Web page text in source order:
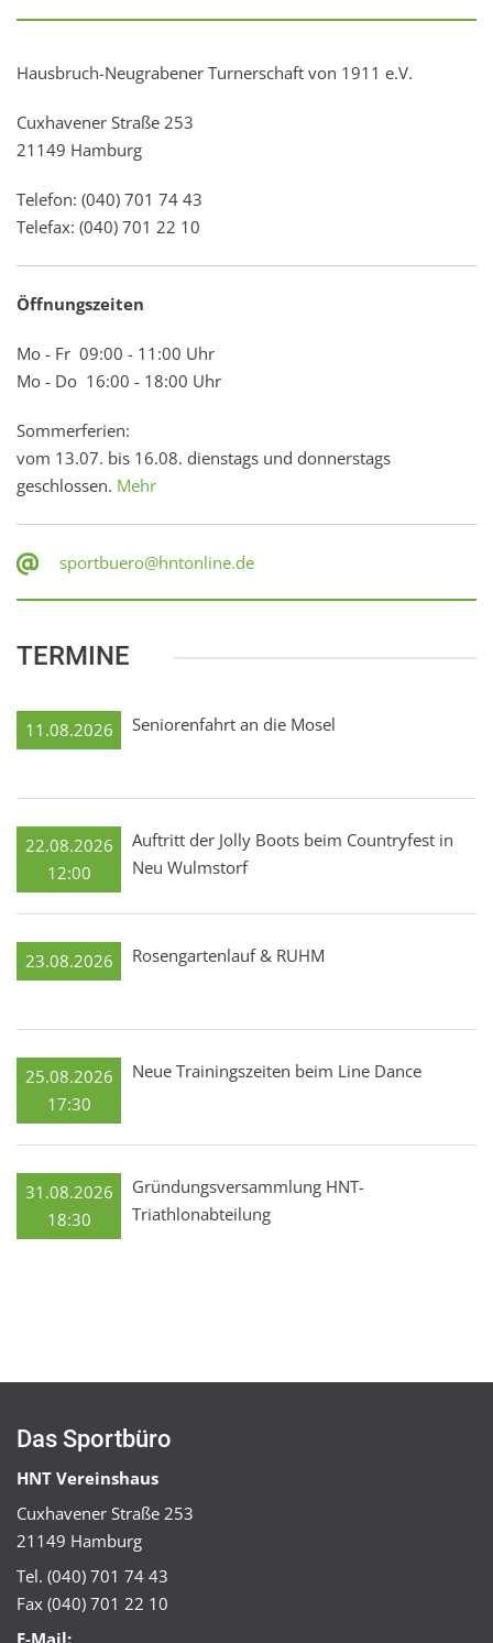
Hausbruch-Neugrabener Turnerschaft von 1911 e.V.
Cuxhavener Straße 253
21149 Hamburg
Telefon: (040) 701 74 43
Telefax: (040) 701 22 10
Öffnungszeiten
Mo - Fr 09:00 - 11:00 Uhr
Mo - Do 16:00 - 18:00 Uhr
Sommerferien:
vom 13.07. bis 16.08. dienstags und donnerstags
geschlossen. Mehr
sportbuero@hntonline.de
TERMINE
11.08.2026 Seniorenfahrt an die Mosel
22.08.2026
12:00
Auftritt der Jolly Boots beim Countryfest in
Neu Wulmstorf
23.08.2026 Rosengartenlauf & RUHM
25.08.2026
17:30
Neue Trainingszeiten beim Line Dance
31.08.2026
18:30
Gründungsversammlung HNT-
Triathlonabteilung
Das Sportbüro
HNT Vereinshaus
Cuxhavener Straße 253
21149 Hamburg
Tel. (040) 701 74 43
Fax (040) 701 22 10
E-Mail: